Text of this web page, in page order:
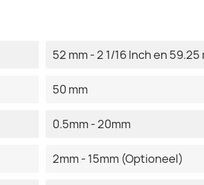
52 mm - 2 1/16 Inch en 59.25
50 mm
0.5mm - 20mm
2mm - 15mm (Optioneel)